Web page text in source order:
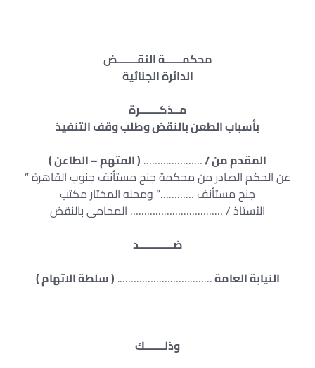
محكمــــــة النقـــــــض
الدائرة الجنائية
مــذكـــــــرة
بأسباب الطعن بالنقض وطلب وقف التنفيذ
المقدم من /………………… ( المتهم – الطاعن )
عن الحكم الصادر من محكمة جنح مستأنف جنوب القاهرة ”
جنح مستأنف …………” ومحله المختار مكتب
الأستاذ / …………………………… المحامى بالنقض
ضــــــــــــد
النيابة العامة……………………………. ( سلطة الاتهام )
وذلـــــــك